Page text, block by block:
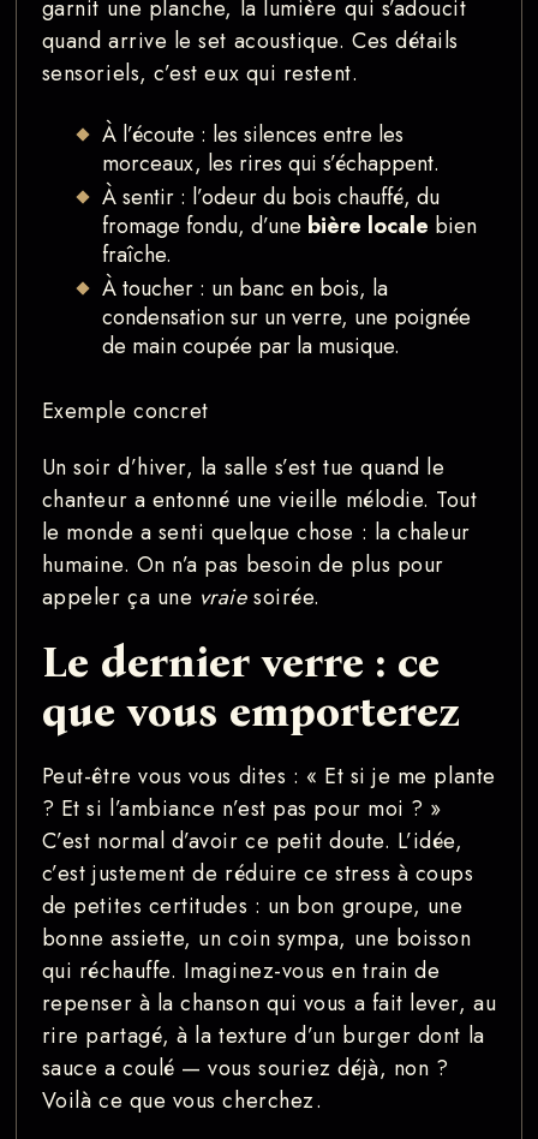
garnit une planche, la lumière qui s’adoucit
quand arrive le set acoustique. Ces détails
sensoriels, c’est eux qui restent.
À l’écoute : les silences entre les
morceaux, les rires qui s’échappent.
À sentir : l’odeur du bois chauffé, du
fromage fondu, d’une bière locale bien
fraîche.
À toucher : un banc en bois, la
condensation sur un verre, une poignée
de main coupée par la musique.
Exemple concret
Un soir d’hiver, la salle s’est tue quand le
chanteur a entonné une vieille mélodie. Tout
le monde a senti quelque chose : la chaleur
humaine. On n’a pas besoin de plus pour
appeler ça une vraiesoirée.
Le dernier verre : ce
que vous emporterez
Peut-être vous vous dites : « Et si je me plante
? Et si l’ambiance n’est pas pour moi ? »
C’est normal d’avoir ce petit doute. L’idée,
c’est justement de réduire ce stress à coups
de petites certitudes : un bon groupe, une
bonne assiette, un coin sympa, une boisson
qui réchauffe. Imaginez-vous en train de
repenser à la chanson qui vous a fait lever, au
rire partagé, à la texture d’un burger dont la
sauce a coulé — vous souriez déjà, non ?
Voilà ce que vous cherchez.